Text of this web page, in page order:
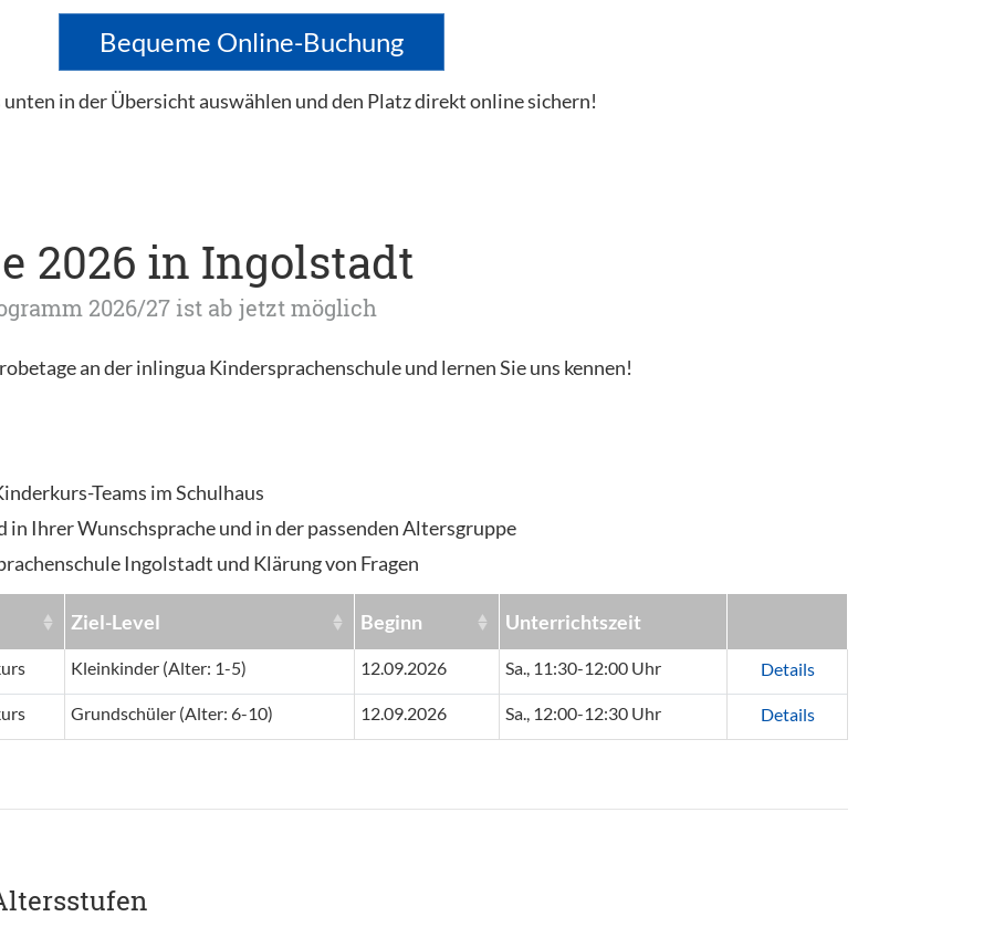
Bequeme Online-Buchung
in der Übersicht auswählen und den Platz direkt online sichern!
2026 in Ingolstadt
2026/27 ist ab jetzt möglich
an der inlingua Kindersprachenschule und lernen Sie uns kennen!
Teams im Schulhaus
Ihrer Wunschsprache und in der passenden Altersgruppe
Ingolstadt und Klärung von Fragen
Ziel-Level Beginn Unterrichtszeit
Kleinkinder (Alter: 1-5) 12.09.2026 Sa., 11:30-12:00 Uhr Details
Grundschüler (Alter: 6-10) 12.09.2026 Sa., 12:00-12:30 Uhr Details